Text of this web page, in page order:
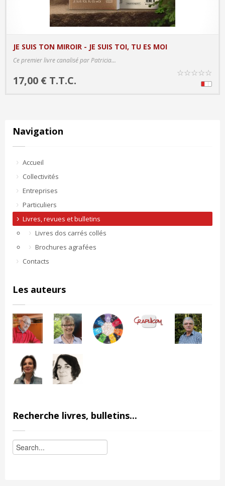
JE SUIS TON MIROIR - JE SUIS TOI, TU ES MOI
Ce premier livre canalisé par Patricia...
17,00 € T.T.C.
☆☆☆☆☆
Navigation
Accueil
Collectivités
Entreprises
Particuliers
Livres, revues et bulletins
Livres dos carrés collés
Brochures agrafées
Contacts
Les auteurs
Recherche livres, bulletins...